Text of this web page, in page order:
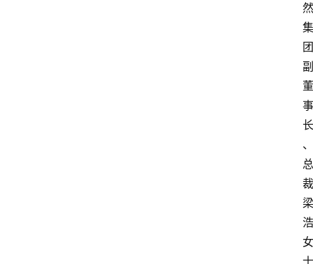
然
集
团
副
董
事
长
、
总
裁
梁
浩
女
士